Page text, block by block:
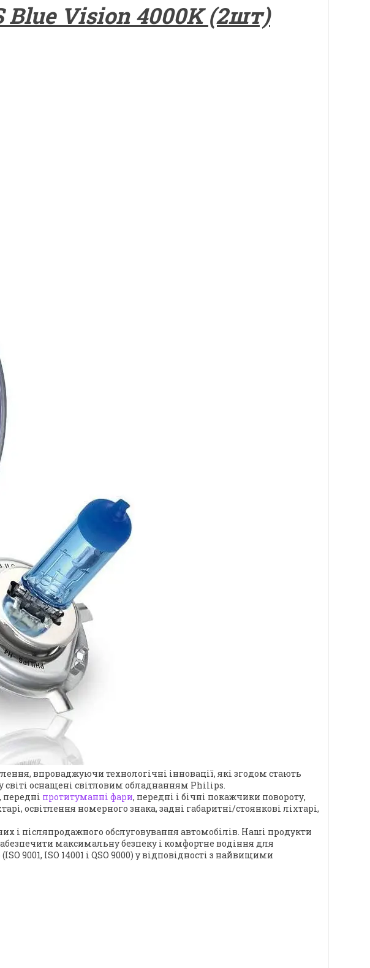
Blue Vision 4000K (2шт)
впроваджуючи технологічні інновації, які згодом стають
світі оснащені світловим обладнанням Philips.
передні протитуманні фари, передні і бічні покажчики повороту,
освітлення номерного знака, задні габаритні/стоянкові ліхтарі,
і післяпродажного обслуговування автомобілів. Наші продукти
максимальну безпеку і комфортне водіння для
9001, ISO 14001 і QSO 9000) у відповідності з найвищими